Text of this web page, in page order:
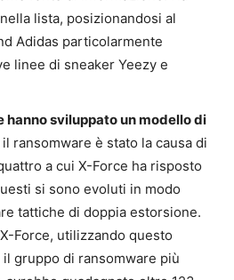
lista, posizionandosi al
Adidas particolarmente
linee di sneaker Yeezy e
hanno sviluppato un modello di
il ransomware è stato la causa di
a cui X-Force ha risposto
si sono evoluti in modo
tattiche di doppia estorsione.
Force, utilizzando questo
gruppo di ransomware più